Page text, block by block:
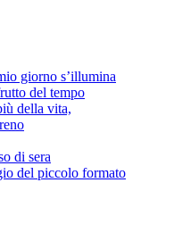
giorno s’illumina
del tempo
della vita,
di sera
del piccolo formato